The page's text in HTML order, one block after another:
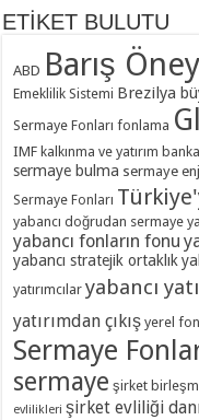
APara – 9 Aralık 2019
Ekotürk TV – 21 Kasım 2019
4 Mart 2015 1,662
23 Ekim 2024
Barış Öney – Özlem Doğaner
22 Ekim 2024
Barış Öney – Özlem Doğaner
1 Mart 2024
Küresel Fonlara Türkiye’de
28 Şubat 2024
Uluslararası Yatırımcıya
28 Şubat 2024
Cevdet Yılmaz: Hedefimiz
28 Şubat 2024
Cumhurbaşkanlığı Yatırım
etkinliği son derece verimli
28 Şubat 2024
ETİKET BULUTU
ABD Barış Öney
Emeklilik Sistemi Brezilya
Sermaye Fonları fonlama
IMF kalkınma ve yatırım
sermaye bulma sermaye
Sermaye Fonları
yabancı doğrudan sermaye
yabancı fonların fonu
yabancı stratejik ortaklık
yatırımcılar yabancı
yatırımdan çıkış yerel
Sermaye
sermaye şirket
evlilikleri şirket evliliği